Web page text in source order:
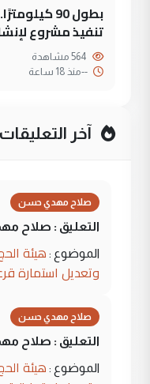
بطول 90
تنفيذ مشروع
--منذ 18 ساعة
آخر التعليقات
صلاح مهدي حسن
التعليق : صلاح
الموضوع : هيئة
وتعديل استمارة
صلاح مهدي حسن
التعليق : صلاح
الموضوع : هيئة